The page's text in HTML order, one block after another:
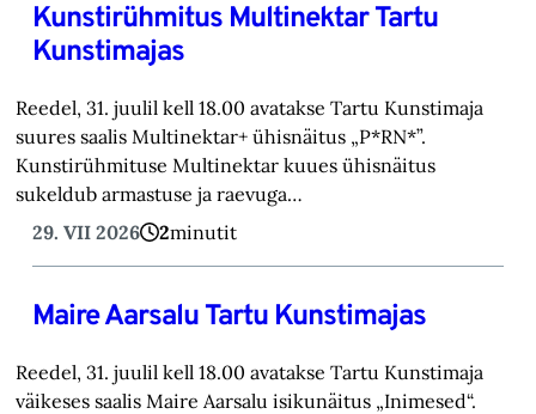
Kunstirühmitus Multinektar Tartu
Kunstimajas
Reedel, 31. juulil kell 18.00 avatakse Tartu Kunstimaja
suures saalis Multinektar+ ühisnäitus „P*RN*”.
Kunstirühmituse Multinektar kuues ühisnäitus
sukeldub armastuse ja raevuga…
29. VII 2026
2minutit
Maire Aarsalu Tartu Kunstimajas
Reedel, 31. juulil kell 18.00 avatakse Tartu Kunstimaja
väikeses saalis Maire Aarsalu isikunäitus „Inimesed“.